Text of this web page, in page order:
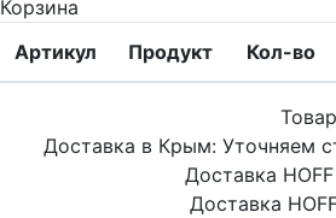
Корзина
Артикул
Продукт Кол-во
Доставка в Крым: Уточняем
Доставка
Доставка